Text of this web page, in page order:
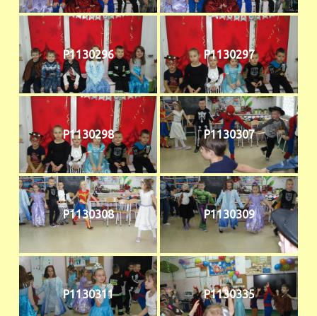
P1130296 P1130297
P1130298 P1130307
P1130308 P1130309
P1130311 P1130335